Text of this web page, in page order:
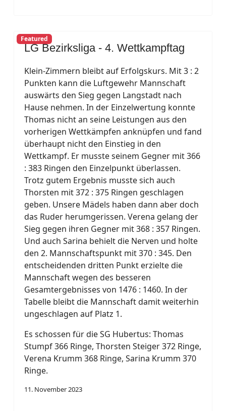
Featured
LG Bezirksliga - 4. Wettkampftag
Klein-Zimmern bleibt auf Erfolgskurs. Mit 3 : 2
Punkten kann die Luftgewehr Mannschaft
auswärts den Sieg gegen Langstadt nach
Hause nehmen. In der Einzelwertung konnte
Thomas nicht an seine Leistungen aus den
vorherigen Wettkämpfen anknüpfen und fand
überhaupt nicht den Einstieg in den
Wettkampf. Er musste seinem Gegner mit 366
: 383 Ringen den Einzelpunkt überlassen.
Trotz gutem Ergebnis musste sich auch
Thorsten mit 372 : 375 Ringen geschlagen
geben. Unsere Mädels haben dann aber doch
das Ruder herumgerissen. Verena gelang der
Sieg gegen ihren Gegner mit 368 : 357 Ringen.
Und auch Sarina behielt die Nerven und holte
den 2. Mannschaftspunkt mit 370 : 345. Den
entscheidenden dritten Punkt erzielte die
Mannschaft wegen des besseren
Gesamtergebnisses von 1476 : 1460. In der
Tabelle bleibt die Mannschaft damit weiterhin
ungeschlagen auf Platz 1.
Es schossen für die SG Hubertus: Thomas
Stumpf 366 Ringe, Thorsten Steiger 372 Ringe,
Verena Krumm 368 Ringe, Sarina Krumm 370
Ringe.
11. November 2023